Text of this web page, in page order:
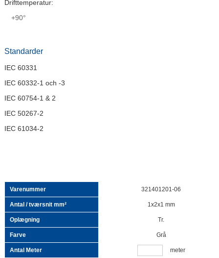
Drifttemperatur:
+90°
Standarder
IEC 60331
IEC 60332-1 och -3
IEC 60754-1 & 2
IEC 50267-2
IEC 61034-2
321401201-06
1x2x1 mm
Tr.
Grå
meter